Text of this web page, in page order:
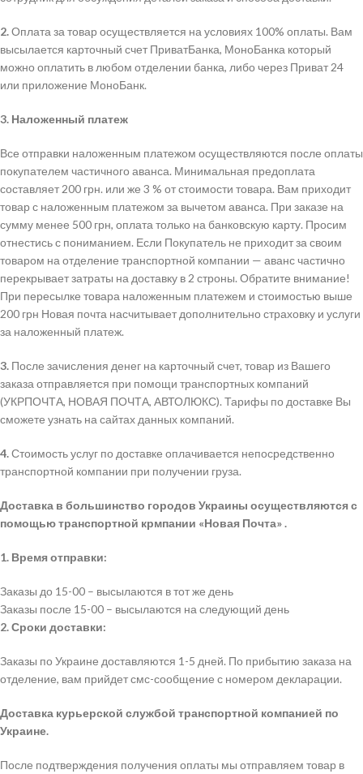
2.Оплата за товар осуществляется на условиях 100% оплаты. Вам
высылается карточный счет ПриватБанка, МоноБанка который
можно оплатить в любом отделении банка, либо через Приват 24
или приложение МоноБанк.
3. Наложенный платеж
Все отправки наложенным платежом осуществляются после оплаты
покупателем частичного аванса. Минимальная предоплата
составляет 200 грн. или же 3 % от стоимости товара. Вам приходит
товар с наложенным платежом за вычетом аванса. При заказе на
сумму менее 500 грн, оплата только на банковскую карту. Просим
отнестись с пониманием. Если Покупатель не приходит за своим
товаром на отделение транспортной компании — аванс частично
перекрывает затраты на доставку в 2 строны. Обратите внимание!
При пересылке товара наложенным платежем и стоимостью выше
200 грн Новая почта насчитывает дополнительно страховку и услуги
за наложенный платеж.
3. После зачисления денег на карточный счет, товар из Вашего
заказа отправляется при помощи транспортных компаний
(УКРПОЧТА, НОВАЯ ПОЧТА, АВТОЛЮКС). Тарифы по доставке Вы
сможете узнать на сайтах данных компаний.
4.Стоимость услуг по доставке оплачивается непосредственно
транспортной компании при получении груза.
Доставка в большинство городов Украины осуществляются с
помощью транспортной крмпании «Новая Почта» .
1. Время отправки:
Заказы до 15-00 – высылаются в тот же день
Заказы после 15-00 – высылаются на следующий день
2. Сроки доставки:
Заказы по Украине доставляются 1-5 дней. По прибытию заказа на
отделение, вам прийдет смс-сообщение с номером декларации.
Доставка курьерской службой транспортной компанией по
Украине.
После подтверждения получения оплаты мы отправляем товар в